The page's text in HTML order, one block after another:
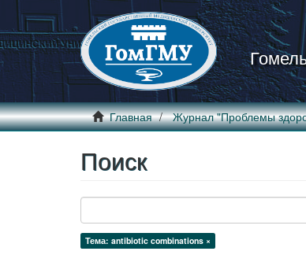
Главная Журнал "Проблемы
Поиск
Тема: antibiotic combinations ×